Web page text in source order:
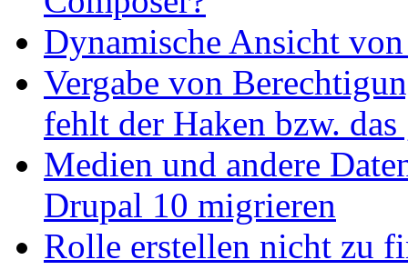
Dynamische Ansicht
Vergabe von
fehlt der Haken bzw.
Medien und andere
Drupal 10 migrieren
Rolle erstellen nicht zu